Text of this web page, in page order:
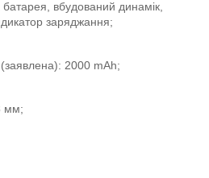
вбудований динамік,
заряджання;
2000 mAh;
мм;